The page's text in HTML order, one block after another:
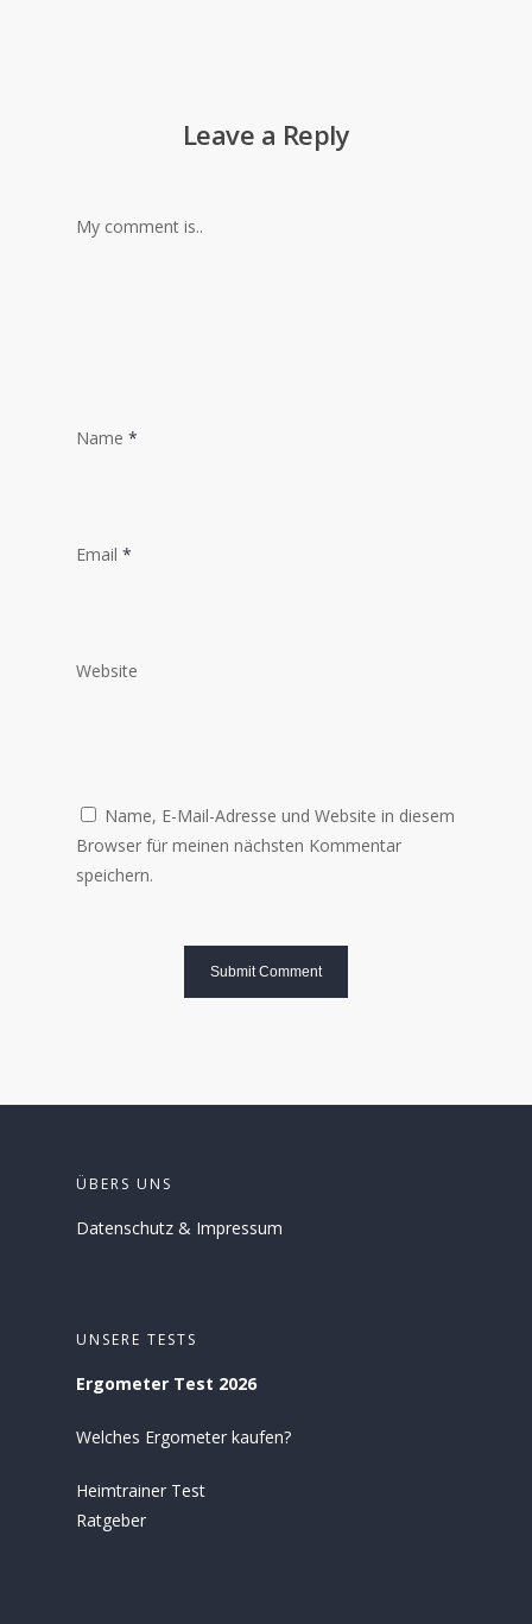
Leave a Reply
My comment is..
Name *
Email *
Website
Name, E-Mail-Adresse und Website in diesem
Browser für meinen nächsten Kommentar
speichern.
ÜBERS UNS
Datenschutz & Impressum
UNSERE TESTS
Ergometer Test 2026
Welches Ergometer kaufen?
Heimtrainer Test
Ratgeber